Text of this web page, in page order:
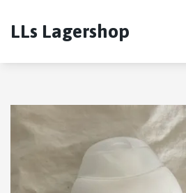
LLs Lagershop